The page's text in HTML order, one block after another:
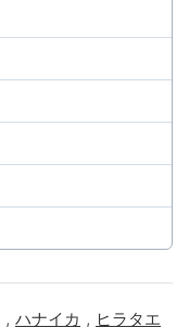
, ハナイカ , ヒラタエ